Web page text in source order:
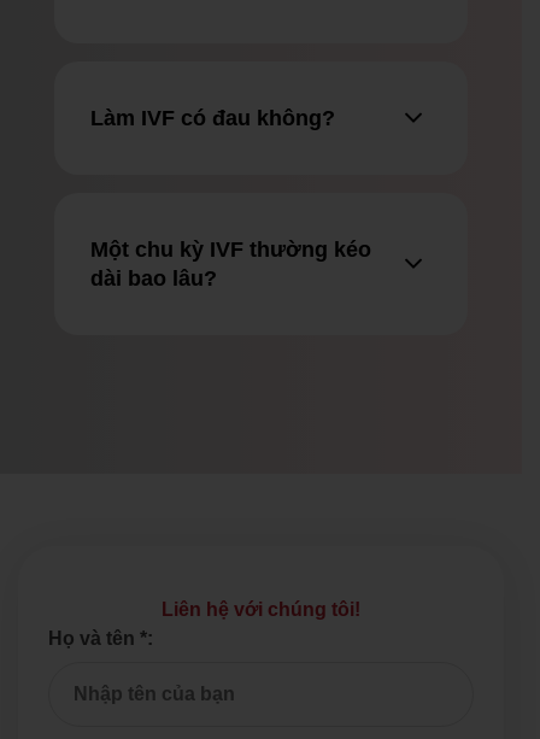
Làm IVF có đau không?
Một chu kỳ IVF thường kéo
dài bao lâu?
Liên hệ với chúng tôi!
Họ và tên *: